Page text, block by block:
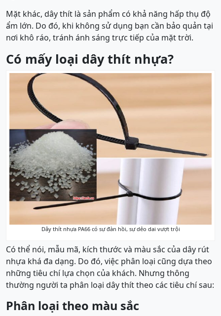
Mặt khác, dây thít là sản phẩm có khả năng hấp thụ độ
ẩm lớn. Do đó, khi không sử dụng bạn cần bảo quản tại
nơi khô ráo, tránh ánh sáng trực tiếp của mặt trời.
Có mấy loại dây thít nhựa?
Dây thít nhựa PA66 có sự đàn hồi, sự dẻo dai vượt trội
Có thể nói, mẫu mã, kích thước và màu sắc của dây rút
nhựa khá đa dạng. Do đó, việc phân loại cũng dựa theo
những tiêu chí lựa chọn của khách. Nhưng thông
thường người ta phân loại dây thít theo các tiêu chí sau:
Phân loại theo màu sắc